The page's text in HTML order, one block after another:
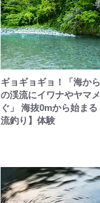
ギョギョギョ！「海か
の渓流にイワナやヤマ
ぐ」 海抜0mから始まる
流釣り】体験